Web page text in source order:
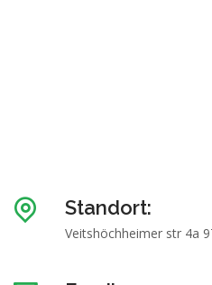
Standort:
Veitshöchheimer str 4a